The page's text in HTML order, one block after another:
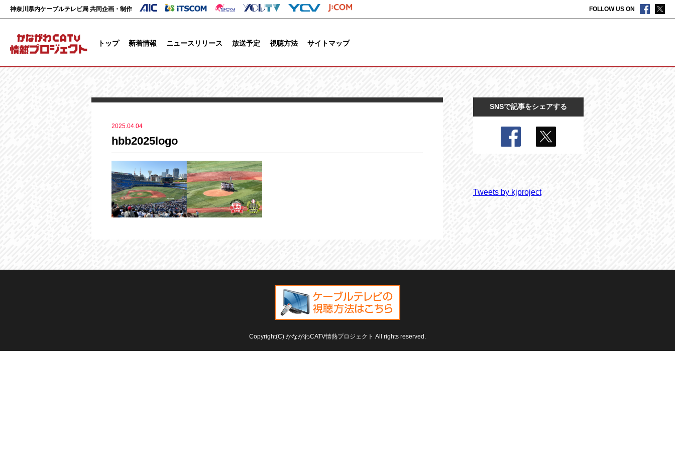
神奈川県内ケーブルテレビ局 共同企画・制作 FOLLOW US ON
トップ 新着情報 ニュースリリース 放送予定 視聴方法 サイトマップ
2025.04.04
hbb2025logo
SNSで記事をシェアする
Tweets by kjproject
Copyright(C) かながわCATV情熱プロジェクト All rights reserved.